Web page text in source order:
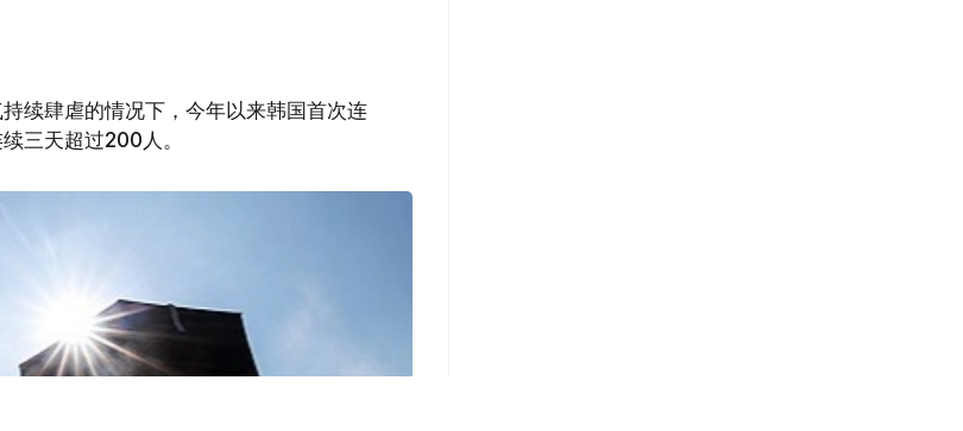
续肆虐的情况下，今年以来韩国首次连
三天超过200人。